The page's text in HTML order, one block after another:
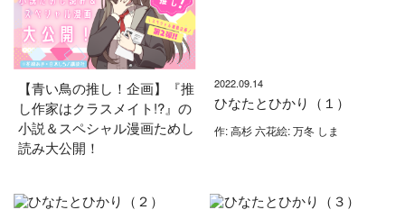
【青い鳥の推し！企画】『推
し作家はクラスメイト!?』の
小説＆スペシャル漫画ためし
読み大公開！
2022.09.14
ひなたとひかり（１）
作: 高杉 六花絵: 万冬 しま